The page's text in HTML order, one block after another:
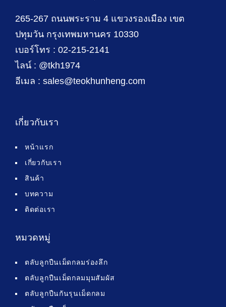
265-267 ถนนพระราม 4 แขวงรองเมือง เขต
ปทุมวัน กรุงเทพมหานคร 10330
เบอร์โทร : 02-215-2141
ไลน์ : @tkh1974
อีเมล : sales@teokhunheng.com
เกี่ยวกับเรา
หน้าแรก
เกี่ยวกับเรา
สินค้า
บทความ
ติดต่อเรา
หมวดหมู่
ตลับลูกปืนเม็ดกลมร่องลึก
ตลับลูกปืนเม็ดกลมมุมสัมผัส
ตลับลูกปืนกันรุนเม็ดกลม